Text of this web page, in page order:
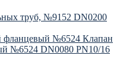
труб, №9152 DN0200
Клапан
№6524 DN0080 PN10/16